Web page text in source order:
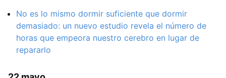
No es lo mismo dormir suficiente que dormir
demasiado: un nuevo estudio revela el número de
horas que empeora nuestro cerebro en lugar de
repararlo